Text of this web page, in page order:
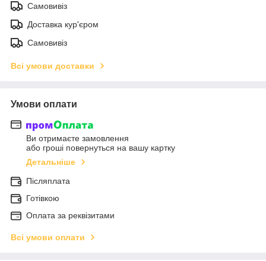
Самовивіз
Доставка кур'єром
Самовивіз
Всі умови доставки
Умови оплати
Ви отримаєте замовлення
або гроші повернуться на вашу картку
Детальніше
Післяплата
Готівкою
Оплата за реквізитами
Всі умови оплати